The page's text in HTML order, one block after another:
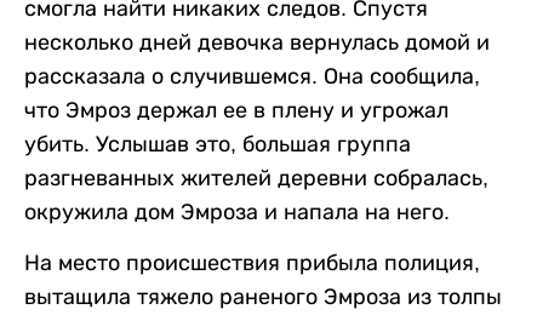
смогла найти никаких следов. Спустя
несколько дней девочка вернулась домой и
рассказала о случившемся. Она сообщила,
что Эмроз держал ее в плену и угрожал
убить. Услышав это, большая группа
разгневанных жителей деревни собралась,
окружила дом Эмроза и напала на него.
На место происшествия прибыла полиция,
вытащила тяжело раненого Эмроза из толпы